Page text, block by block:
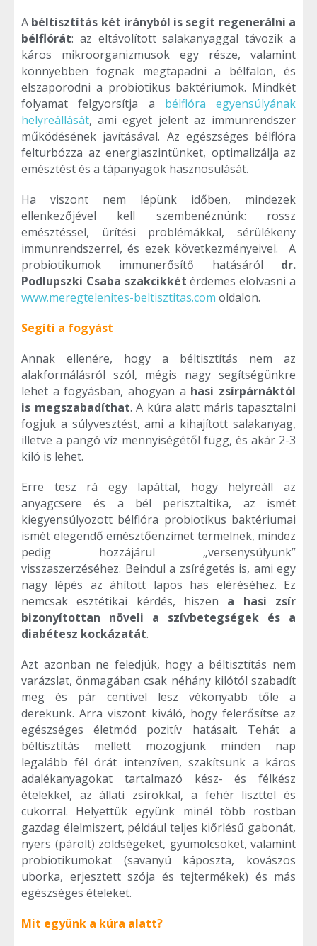
A béltisztítás két irányból is segít regenerálni a
bélflórát: az eltávolított salakanyaggal távozik a
káros mikroorganizmusok egy része, valamint
könnyebben fognak megtapadni a bélfalon, és
elszaporodni a probiotikus baktériumok. Mindkét
folyamat felgyorsítja a bélflóra egyensúlyának
helyreállását, ami egyet jelent az immunrendszer
működésének javításával. Az egészséges bélflóra
felturbózza az energiaszintünket, optimalizálja az
emésztést és a tápanyagok hasznosulását.
Ha viszont nem lépünk időben, mindezek
ellenkezőjével kell szembenéznünk: rossz
emésztéssel, ürítési problémákkal, sérülékeny
immunrendszerrel, és ezek következményeivel. A
probiotikumok immunerősítő hatásáról dr.
Podlupszki Csaba szakcikkét érdemes elolvasni a
www.meregtelenites-beltisztitas.com oldalon.
Segíti a fogyást
Annak ellenére, hogy a béltisztítás nem az
alakformálásról szól, mégis nagy segítségünkre
lehet a fogyásban, ahogyan a hasi zsírpárnáktól
is megszabadíthat. A kúra alatt máris tapasztalni
fogjuk a súlyvesztést, ami a kihajított salakanyag,
illetve a pangó víz mennyiségétől függ, és akár 2-3
kiló is lehet.
Erre tesz rá egy lapáttal, hogy helyreáll az
anyagcsere és a bél perisztaltika, az ismét
kiegyensúlyozott bélflóra probiotikus baktériumai
ismét elegendő emésztőenzimet termelnek, mindez
pedig hozzájárul „versenysúlyunk”
visszaszerzéséhez. Beindul a zsírégetés is, ami egy
nagy lépés az áhított lapos has eléréséhez. Ez
nemcsak esztétikai kérdés, hiszen a hasi zsír
bizonyítottan növeli a szívbetegségek és a
diabétesz kockázatát.
Azt azonban ne feledjük, hogy a béltisztítás nem
varázslat, önmagában csak néhány kilótól szabadít
meg és pár centivel lesz vékonyabb tőle a
derekunk. Arra viszont kiváló, hogy felerősítse az
egészséges életmód pozitív hatásait. Tehát a
béltisztítás mellett mozogjunk minden nap
legalább fél órát intenzíven, szakítsunk a káros
adalékanyagokat tartalmazó kész- és félkész
ételekkel, az állati zsírokkal, a fehér liszttel és
cukorral. Helyettük együnk minél több rostban
gazdag élelmiszert, például teljes kiőrlésű gabonát,
nyers (párolt) zöldségeket, gyümölcsöket, valamint
probiotikumokat (savanyú káposzta, kovászos
uborka, erjesztett szója és tejtermékek) és más
egészséges ételeket.
Mit együnk a kúra alatt?